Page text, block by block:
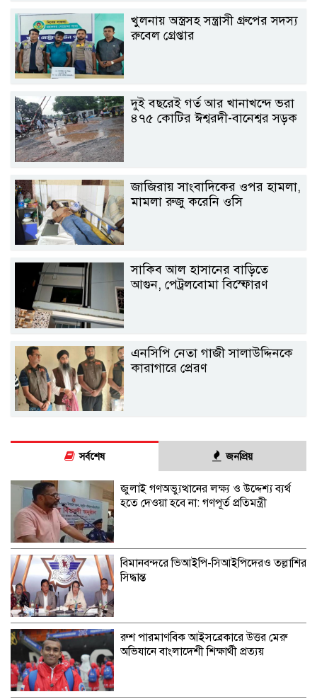
খুলনায় অস্ত্রসহ সন্ত্রাসী গ্রুপের সদস্য
রুবেল গ্রেপ্তার
দুই বছরেই গর্ত আর খানাখন্দে ভরা
৪৭৫ কোটির ঈশ্বরদী-বানেশ্বর সড়ক
জাজিরায় সাংবাদিকের ওপর হামলা,
মামলা রুজু করেনি ওসি
সাকিব আল হাসানের বাড়িতে
আগুন, পেট্রলবোমা বিস্ফোরণ
এনসিপি নেতা গাজী সালাউদ্দিনকে
কারাগারে প্রেরণ
সর্বশেষ জনপ্রিয়
জুলাই গণঅভ্যুত্থানের লক্ষ্য ও উদ্দেশ্য ব্যর্থ
হতে দেওয়া হবে না: গণপূর্ত প্রতিমন্ত্রী
বিমানবন্দরে ভিআইপি-সিআইপিদেরও তল্লাশির
সিদ্ধান্ত
রুশ পারমাণবিক আইসব্রেকারে উত্তর মেরু
অভিযানে বাংলাদেশী শিক্ষার্থী প্রত্যয়